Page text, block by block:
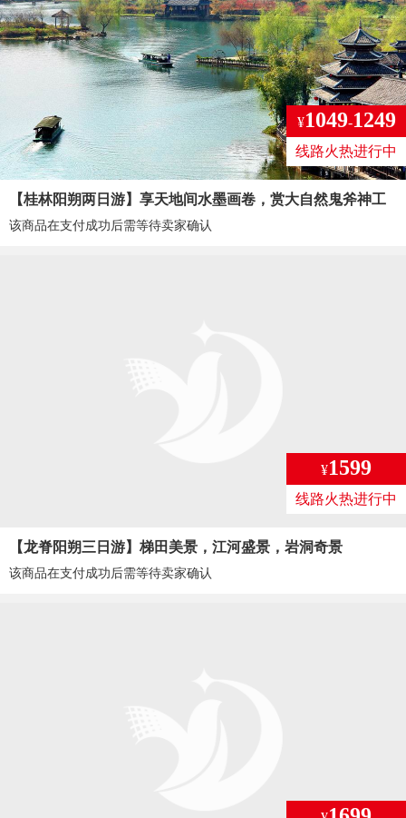
¥1049-1249
线路火热进行中
【桂林阳朔两日游】享天地间水墨画卷，赏大自然鬼斧神工
该商品在支付成功后需等待卖家确认
¥1599
线路火热进行中
【龙脊阳朔三日游】梯田美景，江河盛景，岩洞奇景
该商品在支付成功后需等待卖家确认